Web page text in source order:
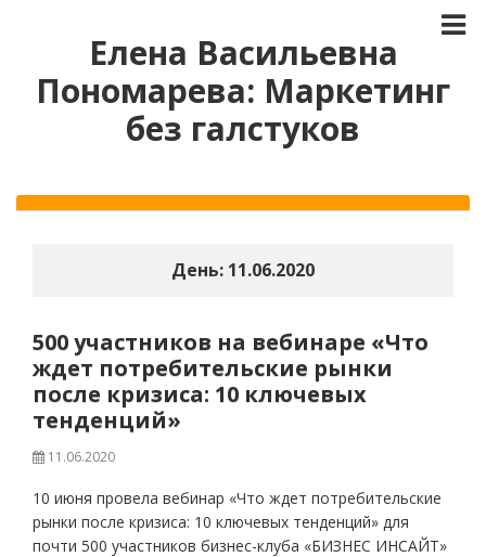
Елена Васильевна
Пономарева: Маркетинг
без галстуков
День: 11.06.2020
500 участников на вебинаре «Что
ждет потребительские рынки
после кризиса: 10 ключевых
тенденций»
11.06.2020
10 июня провела вебинар «Что ждет потребительские
рынки после кризиса: 10 ключевых тенденций» для
почти 500 участников бизнес-клуба «БИЗНЕС ИНСАЙТ»